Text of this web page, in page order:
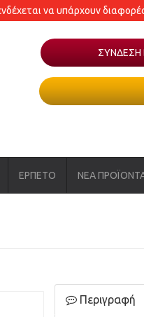
να υπάρχουν
ΣΥΝΔΕΣΗ
ΕΡΠΕΤΟ ΝΕΑ
Περιγραφή